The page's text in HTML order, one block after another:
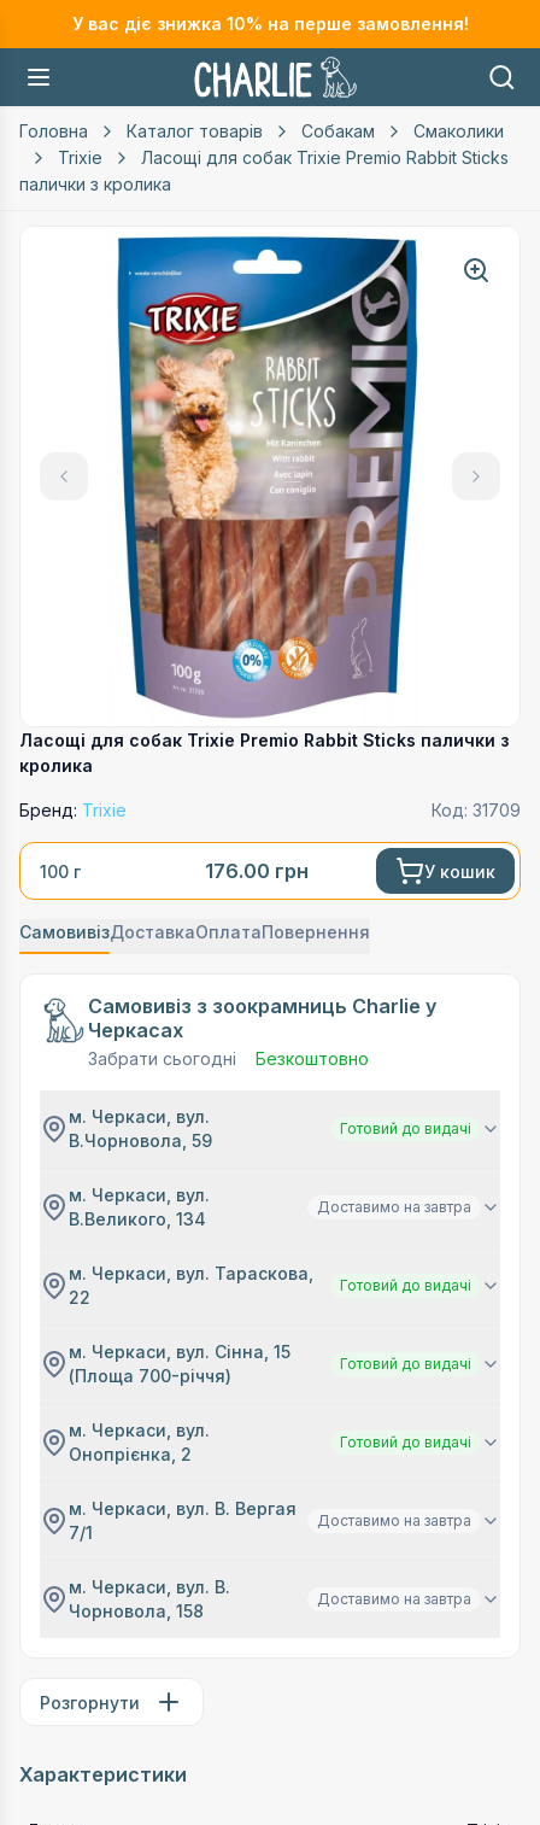
У вас діє знижка 10% на перше замовлення!
Головна Каталог товарів Собакам
Смаколики
Trixie
Ласощі для собак Trixie Premio Rabbit Sticks
палички з кролика
Ласощі для собак Trixie Premio Rabbit Sticks палички з
кролика
Бренд: Trixie Код: 31709
100 г 176.00 грн У кошик
СамовивізДоставкаОплатаПовернення
Самовивіз з зоокрамниць Charlie у
Черкасах
Забрати сьогодні Безкоштовно
м. Черкаси, вул.
В.Чорновола, 59
Готовий до видачі
м. Черкаси, вул.
В.Великого, 134
Доставимо на завтра
м. Черкаси, вул. Тараскова,
22
Готовий до видачі
м. Черкаси, вул. Сінна, 15
(Площа 700-річчя)
Готовий до видачі
м. Черкаси, вул.
Онопрієнка, 2
Готовий до видачі
м. Черкаси, вул. В. Вергая
7/1
Доставимо на завтра
м. Черкаси, вул. В.
Чорновола, 158
Доставимо на завтра
Розгорнути
Характеристики